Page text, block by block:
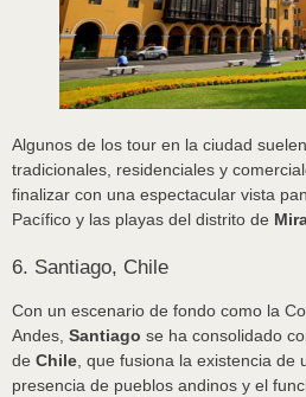
Algunos de los tour en la ciudad
tradicionales, residenciales y
finalizar con una espectacular vista
Pacífico y las playas del distrito de
6. Santiago, Chile
Con un escenario de fondo como la
Andes, Santiago se ha consolidado
de Chile, que fusiona la existencia de
presencia de pueblos andinos y el